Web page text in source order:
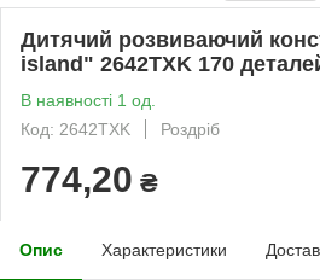
Дитячий розвиваючий
island" 2642TXK 170
В наявності 1 од.
Код: 2642TXK
Роздріб
774,20 ₴
Опис Характеристики